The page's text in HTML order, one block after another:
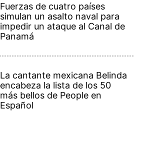
Fuerzas de cuatro países
simulan un asalto naval para
impedir un ataque al Canal de
Panamá
La cantante mexicana Belinda
encabeza la lista de los 50
más bellos de People en
Español